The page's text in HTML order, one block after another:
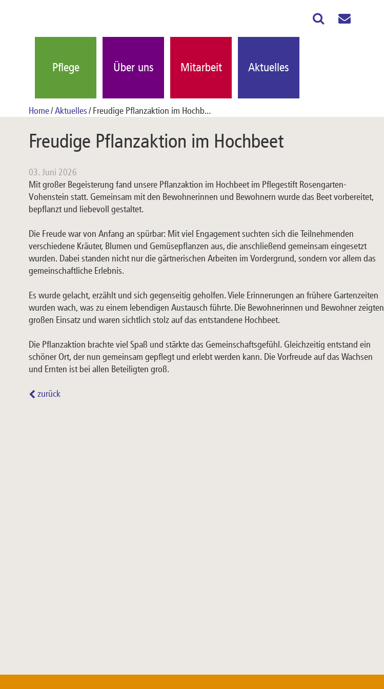
Pflege Über uns Mitarbeit Aktuelles
Home Aktuelles Freudige Pflanzaktion im Hochb...
Freudige Pflanzaktion im Hochbeet
03. Juni 2026
Mit großer Begeisterung fand unsere Pflanzaktion im Hochbeet im Pflegestift Rosengarten-
Vohenstein statt. Gemeinsam mit den Bewohnerinnen und Bewohnern wurde das Beet vorbereitet,
bepflanzt und liebevoll gestaltet.
Die Freude war von Anfang an spürbar: Mit viel Engagement suchten sich die Teilnehmenden
verschiedene Kräuter, Blumen und Gemüsepflanzen aus, die anschließend gemeinsam eingesetzt
wurden. Dabei standen nicht nur die gärtnerischen Arbeiten im Vordergrund, sondern vor allem das
gemeinschaftliche Erlebnis.
Es wurde gelacht, erzählt und sich gegenseitig geholfen. Viele Erinnerungen an frühere Gartenzeiten
wurden wach, was zu einem lebendigen Austausch führte. Die Bewohnerinnen und Bewohner zeigten
großen Einsatz und waren sichtlich stolz auf das entstandene Hochbeet.
Die Pflanzaktion brachte viel Spaß und stärkte das Gemeinschaftsgefühl. Gleichzeitig entstand ein
schöner Ort, der nun gemeinsam gepflegt und erlebt werden kann. Die Vorfreude auf das Wachsen
und Ernten ist bei allen Beteiligten groß.
zurück